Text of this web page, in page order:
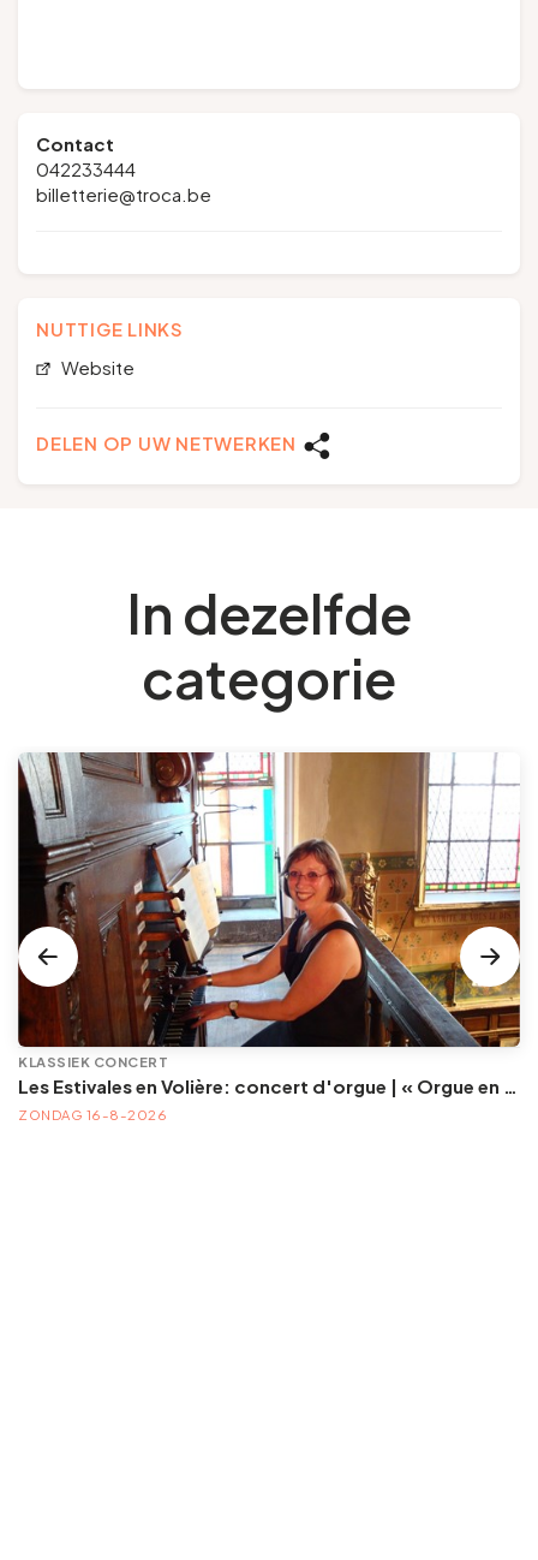
Contact
042233444
billetterie@troca.be
NUTTIGE LINKS
Website
DELEN OP UW NETWERKEN
In dezelfde
categorie
KLASSIEK CONCERT
Les Estivales en Volière: concert d'orgue | « Orgue en Volière » , les 3e dimanches du mois (été) audition d’orgue (accès libre)
ZONDAG 16-8-2026